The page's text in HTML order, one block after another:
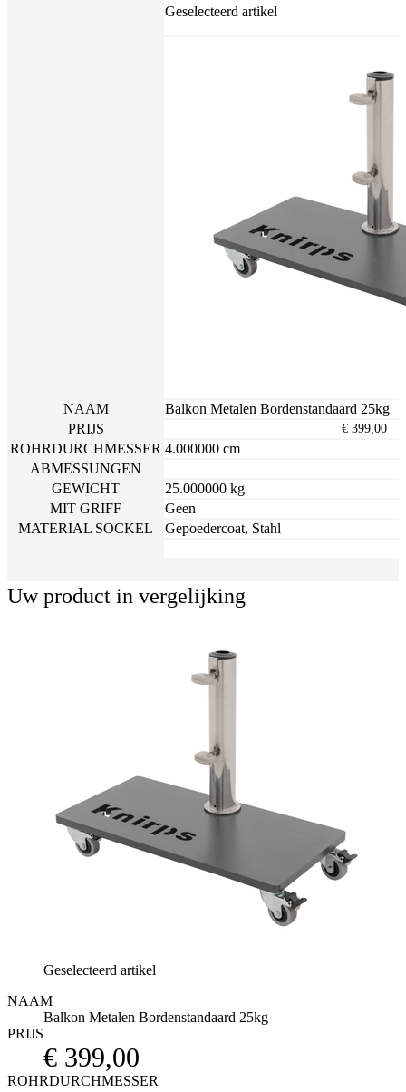
Geselecteerd artikel
NAAM
Balkon Metalen Bordenstandaard 25kg
PRIJS
€ 399,00
ROHRDURCHMESSER 4.000000 cm
ABMESSUNGEN
GEWICHT
25.000000 kg
MIT GRIFF
Geen
MATERIAL SOCKEL
Gepoedercoat, Stahl
Uw product in vergelijking
Geselecteerd artikel
NAAM
Balkon Metalen Bordenstandaard 25kg
PRIJS
€ 399,00
ROHRDURCHMESSER